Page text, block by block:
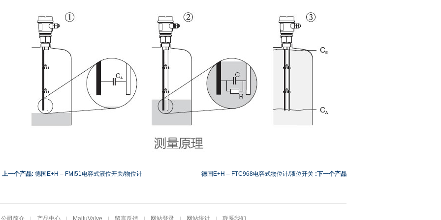
上一个产品: 德国E+H – FMI51电容式液位开关/物位计 德国E+H – FTC968电容式物位计/液位开关 :下一个产品
公司简介 产品中心 MaituValve 留言反馈 网站登录 网站统计 联系我们